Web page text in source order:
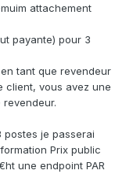
attachement
payante) pour 3
tant que revendeur
client, vous avez une
postes je passerai
Prix public
une endpoint PAR